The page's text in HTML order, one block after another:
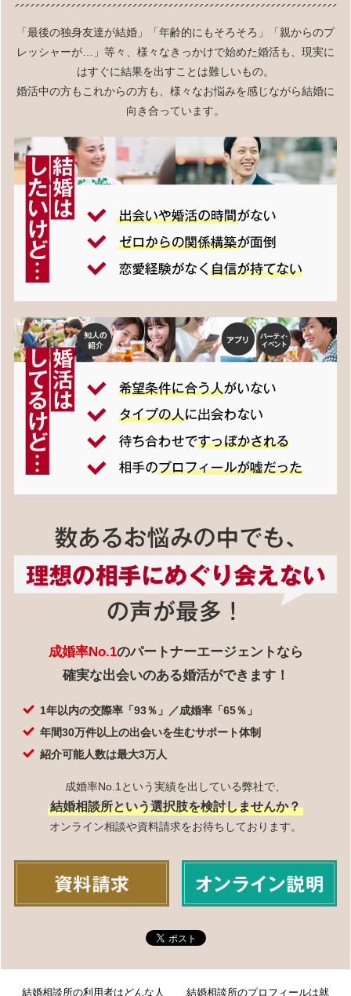
「最後の独身友達が結婚」「年齢的にもそろそろ」「親からのプ
レッシャーが…」等々、様々なきっかけで始めた婚活も、現実に
はすぐに結果を出すことは難しいもの。
婚活中の方もこれからの方も、様々なお悩みを感じながら結婚に
向き合っています。
成婚率No.1のパートナーエージェントなら
確実な出会いのある婚活ができます！
1年以内の交際率「93％」／成婚率「65％」
年間30万件以上の出会いを生むサポート体制
紹介可能人数は最大3万人
成婚率No.1という実績を出している弊社で、
結婚相談所という選択肢を検討しませんか？
オンライン相談や資料請求をお待ちしております。
結婚相談所の利用者はどんな人 結婚相談所のプロフィールは就